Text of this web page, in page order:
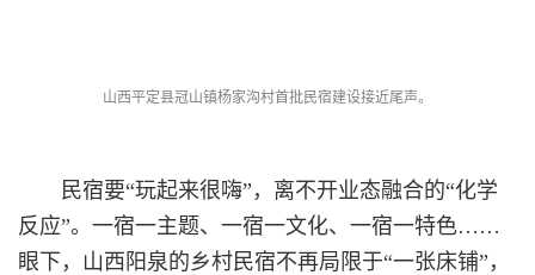
山西平定县冠山镇杨家沟村首批民宿建设接近尾声。
民宿要“玩起来很嗨”，离不开业态融合的“化学
反应”。一宿一主题、一宿一文化、一宿一特色……
眼下，山西阳泉的乡村民宿不再局限于“一张床铺”，